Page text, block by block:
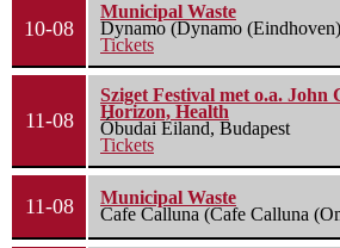
10-08
Municipal Waste
Dynamo (Dynamo
Tickets
11-08
Sziget Festival met o.a.
Horizon, Health
Óbudai Eiland, Budapest
Tickets
11-08
Municipal Waste
Cafe Calluna (Cafe Calluna